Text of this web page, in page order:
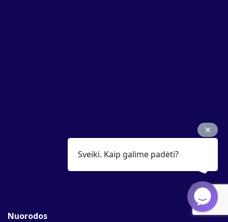
Nuorodos
Sveiki. Kaip galime padėti?